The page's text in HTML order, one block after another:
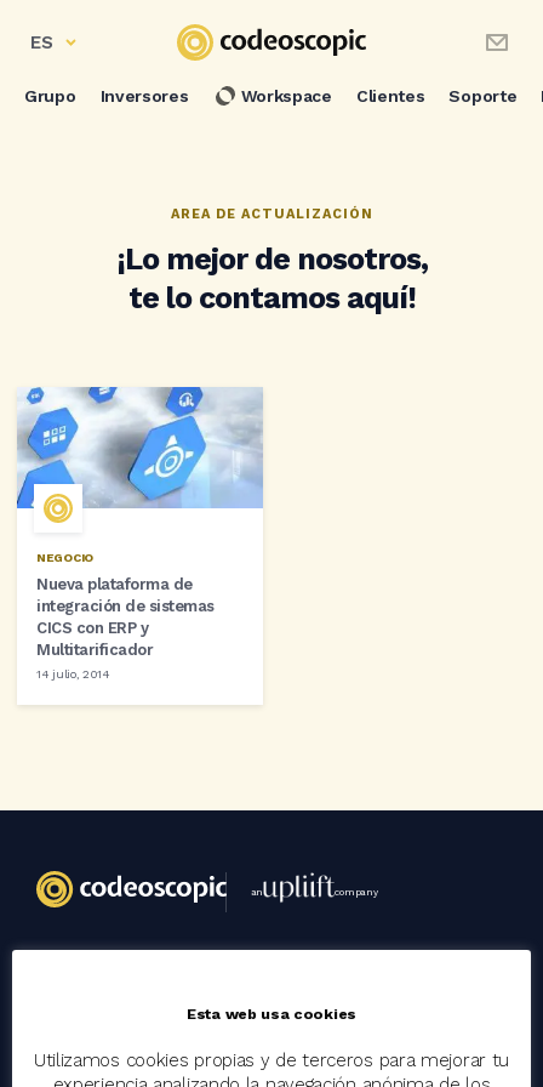
ES
Grupo Inversores Workspace Clientes Soporte
AREA DE ACTUALIZACIÓN
¡Lo mejor de nosotros,
te lo contamos aquí!
NEGOCIO
Nueva plataforma de
integración de sistemas
CICS con ERP y
Multitarificador
14 julio, 2014
an company
Trabaja con nosotros
Esta web usa cookies
Utilizamos cookies propias y de terceros para mejorar tu